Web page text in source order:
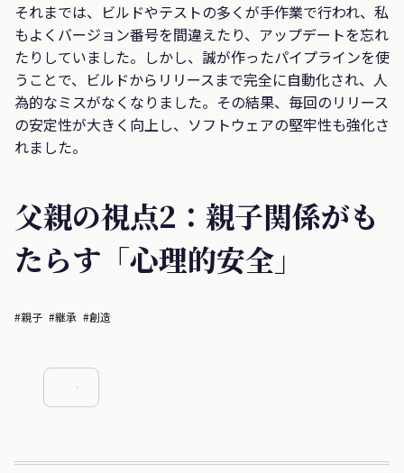
それまでは、ビルドやテストの多くが手作業で行われ、私
もよくバージョン番号を間違えたり、アップデートを忘れ
たりしていました。しかし、誠が作ったパイプラインを使
うことで、ビルドからリリースまで完全に自動化され、人
為的なミスがなくなりました。その結果、毎回のリリース
の安定性が大きく向上し、ソフトウェアの堅牢性も強化さ
れました。
父親の視点2：親子関係がも
たらす「心理的安全」
#親子 #継承 #創造